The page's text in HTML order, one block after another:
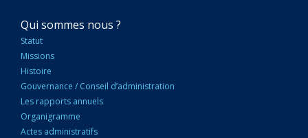
NAVIGATION
PRINCIPALE
Qui sommes nous ?
Statut
Missions
Histoire
Gouvernance / Conseil d’administration
Les rapports annuels
Organigramme
Actes administratifs